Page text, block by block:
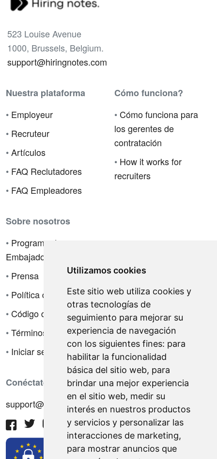
Utilizamos cookies
Este sitio web utiliza cookies y
otras tecnologías de
seguimiento para mejorar su
experiencia de navegación
con los siguientes fines: para
habilitar la funcionalidad
básica del sitio web, para
brindar una mejor experiencia
en el sitio web, medir su
interés en nuestros productos
y servicios y personalizar las
interacciones de marketing,
para mostrar anuncios que
523 Louise Avenue
1000, Brussels, Belgium.
support@hiringnotes.com
Nuestra plataforma
• Employeur
• Recruteur
•Artículos
• FAQ Reclutadores
• FAQ Empleadores
Cómo funciona?
• Cómo funciona para
los gerentes de
contratación
• How it works for
recruiters
Sobre nosotros
• Programa de
Embajadores
• Prensa
• Política de privacidad
• Código de ética
•Términos de venta
• Iniciar sesión
Conéctate con nosotros
support@hiringnotes.com